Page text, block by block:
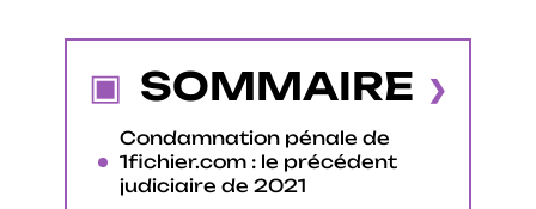
SOMMAIRE
Condamnation pénale de
1fichier.com : le précédent
judiciaire de 2021